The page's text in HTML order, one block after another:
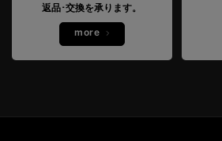
返品･交換を承ります。
more